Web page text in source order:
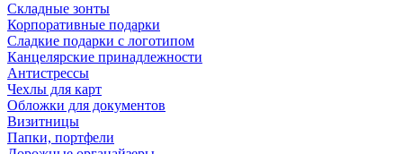
Складные зонты
Корпоративные подарки
Сладкие подарки с логотипом
Канцелярские принадлежности
Антистрессы
Чехлы для карт
Обложки для документов
Визитницы
Папки, портфели